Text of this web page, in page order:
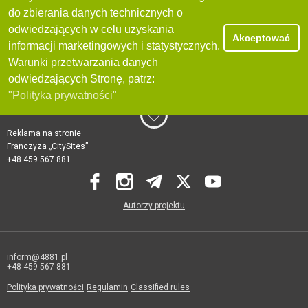
do zbierania danych technicznych o
odwiedzających w celu uzyskania
informacji marketingowych i statystycznych.
Warunki przetwarzania danych
odwiedzających Stronę, patrz:
"Polityka prywatności"
Akceptować
Reklama na stronie
Franczyza „CitySites”
+48 459 567 881
Autorzy projektu
inform@4881.pl
+48 459 567 881
Polityka prywatności Regulamin Classified rules